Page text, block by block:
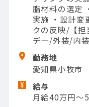
脂材料の選定
実施 ・設計変
クの反映/【
デー/外装/内
勤務地
愛知県小牧市
給与
月給40万円～